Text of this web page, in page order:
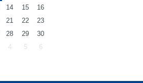
14 15
16
21 22
23
28 29
30
4 5 6